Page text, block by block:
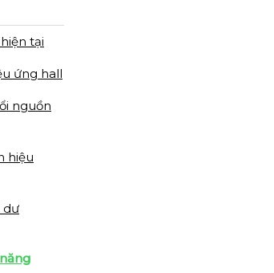
tại
ứng hall
nguồn
hiệu
dư